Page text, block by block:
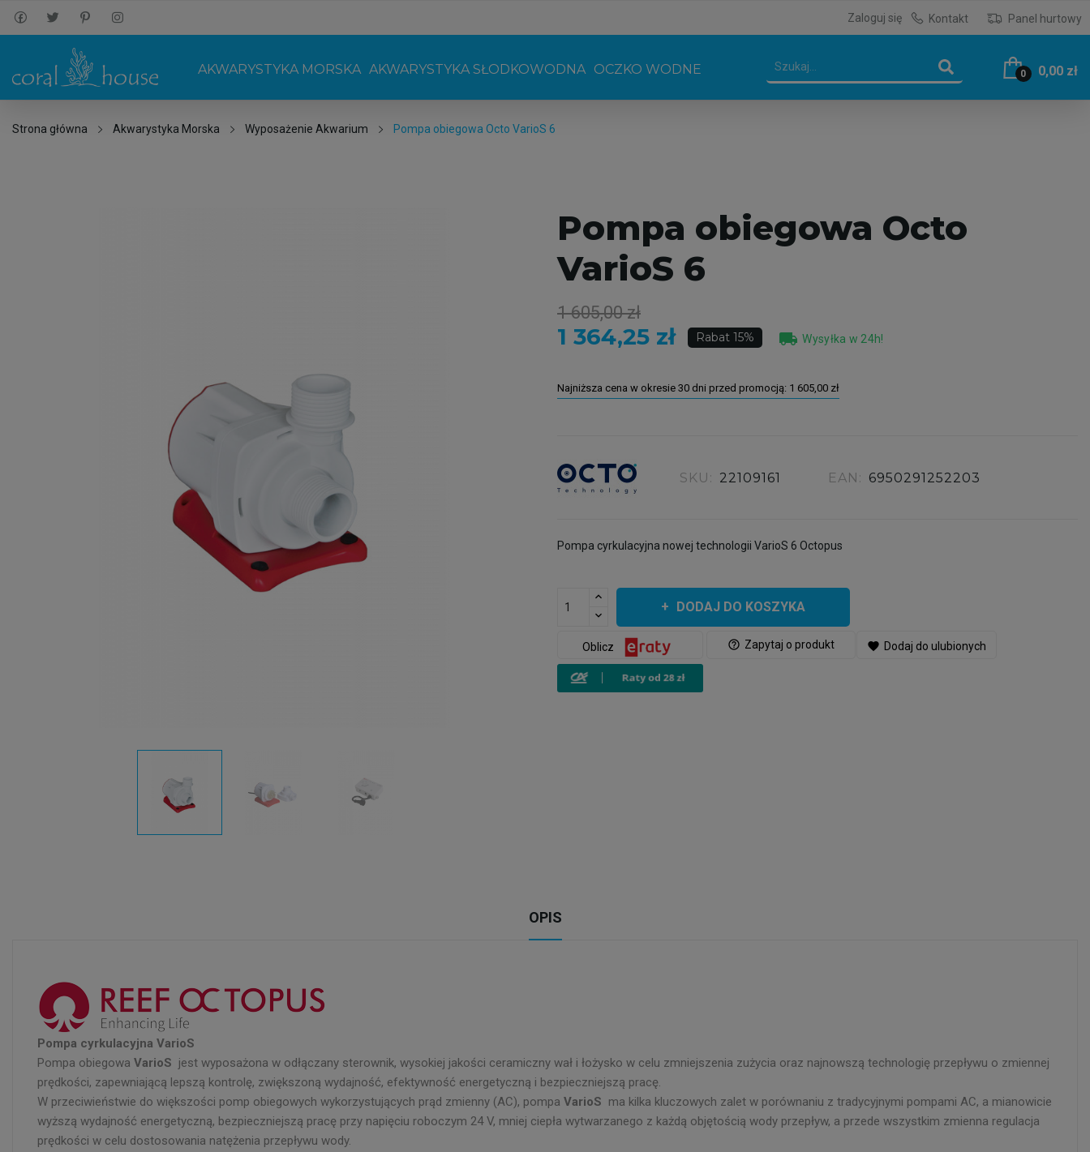
Zaloguj się Kontakt Panel hurtowy
AKWARYSTYKA MORSKA AKWARYSTYKA SŁODKOWODNA OCZKO WODNE 0 0,00 zł
Strona główna Akwarystyka Morska Wyposażenie Akwarium Pompa obiegowa Octo VarioS 6
Pompa obiegowa Octo
VarioS 6
1 605,00 zł
1 364,25 zł Rabat 15% local_shipping Wysyłka w 24h!
Najniższa cena w okresie 30 dni przed promocją: 1 605,00 zł
SKU: 22109161 EAN: 6950291252203
Pompa cyrkulacyjna nowej technologii VarioS 6 Octopus
DODAJ DO KOSZYKA
help_outline Zapytaj o produkt
Oblicz favorite Dodaj do ulubionych
OPIS
Pompa cyrkulacyjna VarioS
Pompa obiegowa VarioS jest wyposażona w odłączany sterownik, wysokiej jakości ceramiczny wał i łożysko w celu zmniejszenia zużycia oraz najnowszą technologię przepływu o zmiennej
prędkości, zapewniającą lepszą kontrolę, zwiększoną wydajność, efektywność energetyczną i bezpieczniejszą pracę.
W przeciwieństwie do większości pomp obiegowych wykorzystujących prąd zmienny (AC), pompa VarioS ma kilka kluczowych zalet w porównaniu z tradycyjnymi pompami AC, a mianowicie
wyższą wydajność energetyczną, bezpieczniejszą pracę przy napięciu roboczym 24 V, mniej ciepła wytwarzanego z każdą objętością wody przepływ, a przede wszystkim zmienna regulacja
prędkości w celu dostosowania natężenia przepływu wody.